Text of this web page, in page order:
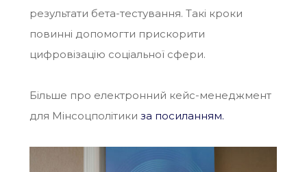
результати бета-тестування. Такі кроки
повинні допомогти прискорити
цифровізацію соціальної сфери.
Більше про електронний кейс-менеджмент
для Мінсоцполітики за посиланням.